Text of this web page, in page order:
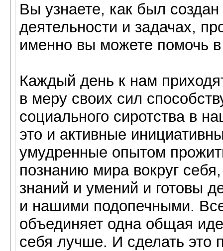
Вы узнаете, как был
деятельности и задачах,
именно вы можете помочь
Каждый день к нам
в меру своих сил
социального сиротства в
это и активные
умудренные опытом
познанию мира вокруг
знаний и умений и готовы
и нашими подопечными.
объединяет одна общая
себя лучше. И сделать это